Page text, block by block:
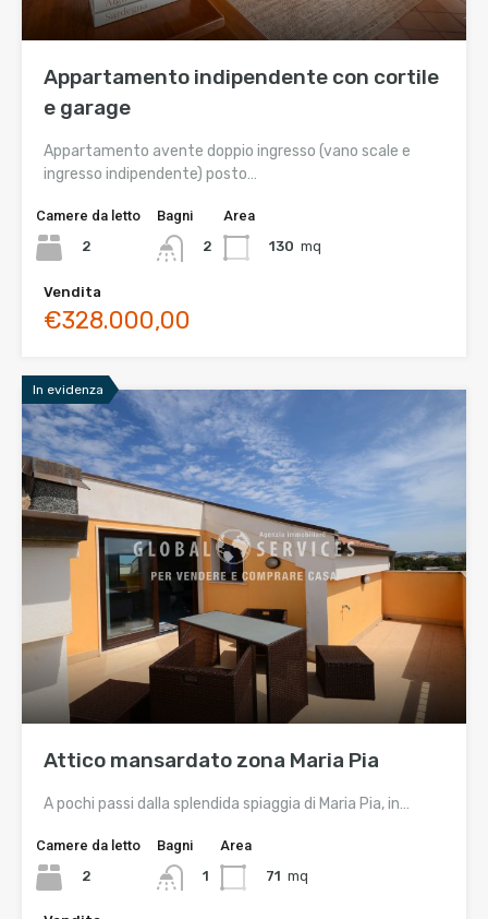
Appartamento indipendente con cortile
e garage
Appartamento avente doppio ingresso (vano scale e
ingresso indipendente) posto…
Camere da letto
2
Bagni
2
Area
130 mq
Vendita
€328.000,00
In evidenza
Attico mansardato zona Maria Pia
A pochi passi dalla splendida spiaggia di Maria Pia, in…
Camere da letto
2
Bagni
1
Area
71 mq